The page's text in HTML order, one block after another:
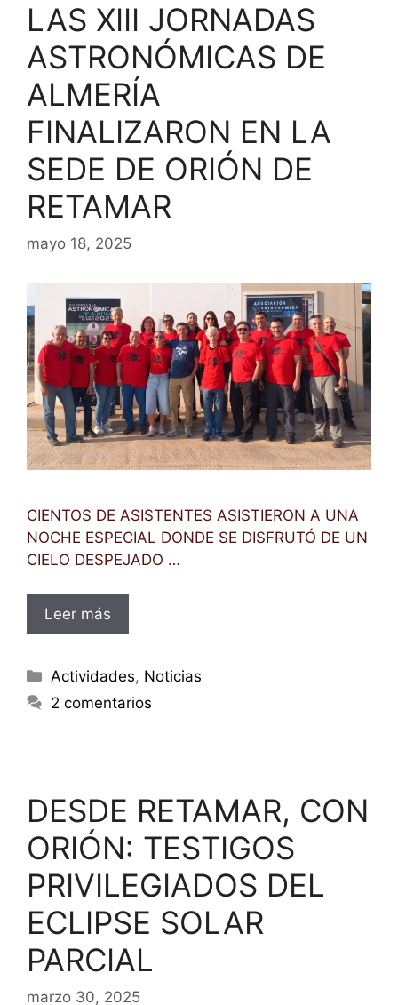
LAS XIII JORNADAS
ASTRONÓMICAS DE
ALMERÍA
FINALIZARON EN LA
SEDE DE ORIÓN DE
RETAMAR
mayo 18, 2025
CIENTOS DE ASISTENTES ASISTIERON A UNA
NOCHE ESPECIAL DONDE SE DISFRUTÓ DE UN
CIELO DESPEJADO …
Leer más
Categorías
Actividades, Noticias
2 comentarios
DESDE RETAMAR, CON
ORIÓN: TESTIGOS
PRIVILEGIADOS DEL
ECLIPSE SOLAR
PARCIAL
marzo 30, 2025